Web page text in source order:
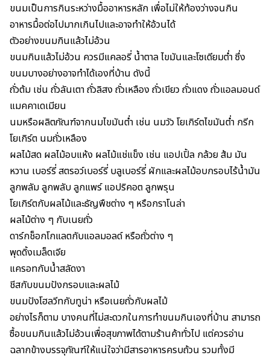
ขนมเป็นการกินระหว่างมื้ออาหารหลัก เพื่อไม่ให้ท้องว่างจนกิน
อาหารมื้อต่อไปมากเกินไปและอาจทำให้อ้วนได้
ตัวอย่างขนมกินแล้วไม่อ้วน
ขนมกินแล้วไม่อ้วน ควรมีแคลอรี่ น้ำตาล ไขมันและโซเดียมต่ำ ซึ่ง
ขนมบางอย่างอาจทำได้เองที่บ้าน ดังนี้
ถั่วต้ม เช่น ถั่วลันเตา ถั่วลิสง ถั่วเหลือง ถั่วเขียว ถั่วแดง ถั่วแอลมอนด์
แมคคาเดเมียน
นมหรือผลิตภัณฑ์จากนมไขมันต่ำ เช่น นมวัว โยเกิร์ตไขมันต่ำ กรีก
โยเกิร์ต นมถั่วเหลือง
ผลไม้สด ผลไม้อบแห้ง ผลไม้แช่แข็ง เช่น แอปเปิ้ล กล้วย ส้ม มัน
หวาน เบอร์รี่ สตรอว์เบอร์รี่ บลูเบอร์รี่ ผักและผลไม้อบกรอบไร้น้ำมัน
ลูกพลัม ลูกพลับ ลูกแพร์ แอปริคอต ลูกพรุน
โยเกิร์ตกับผลไม้และธัญพืชต่าง ๆ หรือกราโนล่า
ผลไม้ต่าง ๆ กับเนยถั่ว
ดาร์กช็อกโกแลตกับแอลมอลด์ หรือถั่วต่าง ๆ
พุดดิ้งเมล็ดเจีย
แครอทกับน้ำสลัดงา
ชีสกับขนมปังกรอบและผลไม้
ขนมปังโฮลวีทกับทูน่า หรือเนยถั่วกับผลไม้
อย่างไรก็ตาม บางคนที่ไม่สะดวกในการทำขนมกินเองที่บ้าน สามารถ
ซื้อขนมกินแล้วไม่อ้วนเพื่อสุขภาพได้ตามร้านค้าทั่วไป แต่ควรอ่าน
ฉลากข้างบรรจุภัณฑ์ให้แน่ใจว่ามีสารอาหารครบถ้วน รวมทั้งมี